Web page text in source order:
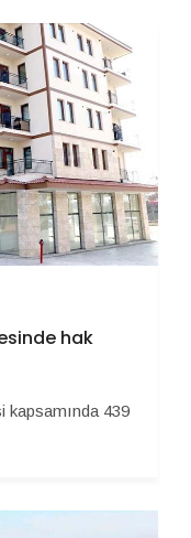
hak
kapsamında 439